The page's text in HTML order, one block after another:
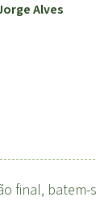
Alves
final,